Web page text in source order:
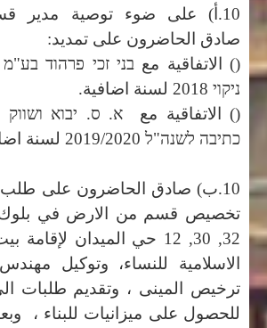
10.أ) على ضوء توصية مدير
صادق الحاضرون على تمديد:
() الاتفاقية مع בני זכי פרהוד
ניקוי 2018
لسنة اضافية.
(
) الاتفاقية مع א. ס. יבוא ושווק
כתיבה לשנה"ל 2019/2020 لسنة اضافية .
10.ب) صادق الحاضرون على طلب
32, 30, 12 حي الميدان
الاسلامية للنساء، وتوكيل مهندس
ترخيص المينى ، وتقديم طلبات
للحصول على ميزانيات للبناء ،